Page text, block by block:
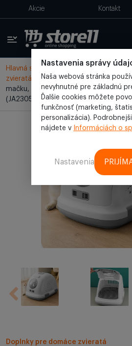
Akcie Kontakt
Hlavná stránka Všetky produkty
zvieratá
Prepravka pre domáce
mačku, prepravka pre domáce
(JA2305-98)
Doplnky pre domáce zvieratá
Nastavenia správy
Naša webová stránka
nevyhnutné pre základnú
Ďalšie cookies môžete
funkčnosť (marketing,
personalizácia).
nájdete v Informáciách o
Nastavenia